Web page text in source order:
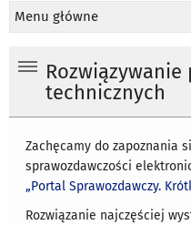
Menu główne
technicznych
Zachęcamy do zapoznania
sprawozdawczości
„Portal Sprawozdawczy.
Rozwiązanie najczęściej